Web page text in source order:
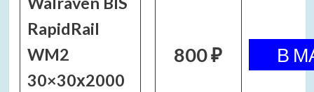
RapidRail
WM2
30×30х2000
800 ₽